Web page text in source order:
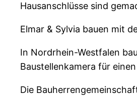
Hausanschlüsse sind
Elmar & Sylvia bauen mit
In Nordrhein-Westfalen
Baustellenkamera für
Die